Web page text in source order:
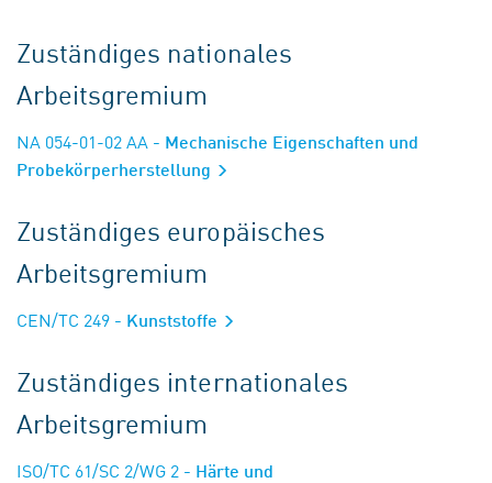
Zuständiges nationales
Arbeitsgremium
NA 054-01-02 AA - Mechanische Eigenschaften und
Probekörperherstellung
Zuständiges europäisches
Arbeitsgremium
CEN/TC 249 - Kunststoffe
Zuständiges internationales
Arbeitsgremium
ISO/TC 61/SC 2/WG 2 - Härte und